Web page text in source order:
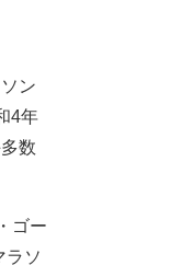
ン
4年
数
ゴー
ラソ